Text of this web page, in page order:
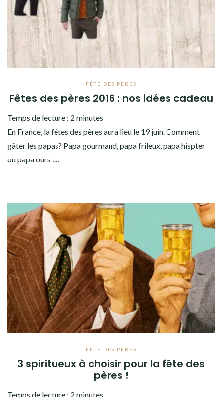
FÊTE DES PÈRES
Fêtes des pères 2016 : nos idées cadeau
Temps de lecture : 2 minutes
En France, la fêtes des pères aura lieu le 19 juin. Comment
gâter les papas? Papa gourmand, papa frileux, papa hispter
ou papa ours :…
FÊTE DES PÈRES
3 spiritueux à choisir pour la fête des
pères !
Temps de lecture : 2 minutes